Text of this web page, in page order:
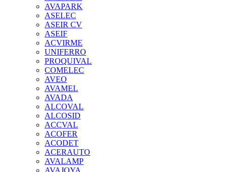
AVAPARK
ASELEC
ASEIR CV
ASEIF
ACVIRME
UNIFERRO
PROQUIVAL
COMELEC
AVEO
AVAMEL
AVADA
ALCOVAL
ALCOSID
ACCVAL
ACOFER
ACODET
ACERAUTO
AVALAMP
AVAJOYA